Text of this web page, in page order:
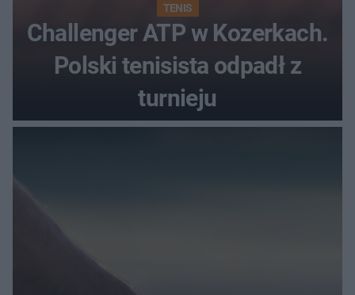
TENIS
Challenger ATP w Kozerkach.
Polski tenisista odpadł z
turnieju